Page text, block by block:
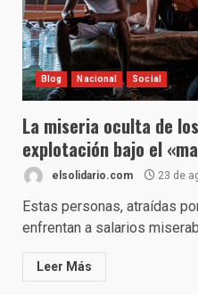
Blog Nacional Social
La miseria oculta de
explotación bajo el
elsolidario.com 23 de
Estas personas, atraídas
enfrentan a salarios
Leer Más